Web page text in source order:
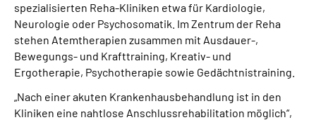
spezialisierten Reha-Kliniken etwa für Kardiologie,
Neurologie oder Psychosomatik. Im Zentrum der Reha
stehen Atemtherapien zusammen mit Ausdauer-,
Bewegungs- und Krafttraining, Kreativ- und
Ergotherapie, Psychotherapie sowie Gedächtnistraining.
„Nach einer akuten Krankenhausbehandlung ist in den
Kliniken eine nahtlose Anschlussrehabilitation möglich“,